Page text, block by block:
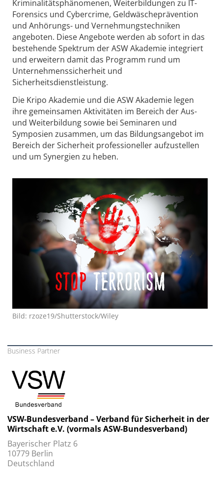
Kriminalitätsphänomenen, Weiterbildungen zu IT-
Forensics und Cybercrime, Geldwäscheprävention
und Anhörungs- und Vernehmungstechniken
angeboten. Diese Angebote werden ab sofort in das
bestehende Spektrum der ASW Akademie integriert
und erweitern damit das Programm rund um
Unternehmenssicherheit und
Sicherheitsdienstleistung.
Die Kripo Akademie und die ASW Akademie legen
ihre gemeinsamen Aktivitäten im Bereich der Aus-
und Weiterbildung sowie bei Seminaren und
Symposien zusammen, um das Bildungsangebot im
Bereich der Sicherheit professioneller aufzustellen
und um Synergien zu heben.
Bild: rzoze19/Shutterstock/Wiley
Business Partner
VSW-Bundesverband – Verband für Sicherheit in der
Wirtschaft e.V. (vormals ASW-Bundesverband)
Bayerischer Platz 6
10779 Berlin
Deutschland